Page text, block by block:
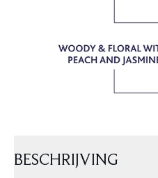
BESCHRIJVING